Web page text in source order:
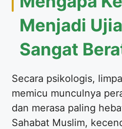
Menjadi
Sangat
Secara psikologis,
memicu munculnya
dan merasa paling
Sahabat Muslim,